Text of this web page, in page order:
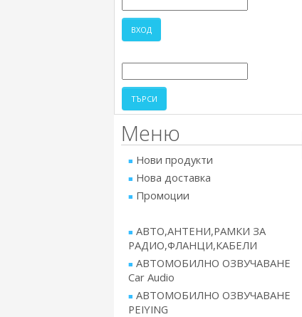
Меню
Нови продукти
Нова доставка
Промоции
АВТО,АНТЕНИ,РАМКИ ЗА
РАДИО,ФЛАНЦИ,КАБЕЛИ
АВТОМОБИЛНО ОЗВУЧАВАНЕ
Car Audio
АВТОМОБИЛНО ОЗВУЧАВАНЕ
PEIYING